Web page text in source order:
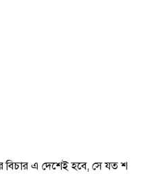
হবে, সে যত শক্তিশালীই